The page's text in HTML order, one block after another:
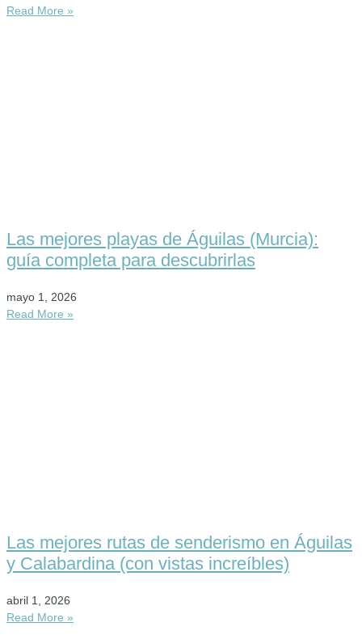
Read More »
Las mejores playas de Águilas (Murcia):
guía completa para descubrirlas
mayo 1, 2026
Read More »
Las mejores rutas de senderismo en Águilas
y Calabardina (con vistas increíbles)
abril 1, 2026
Read More »